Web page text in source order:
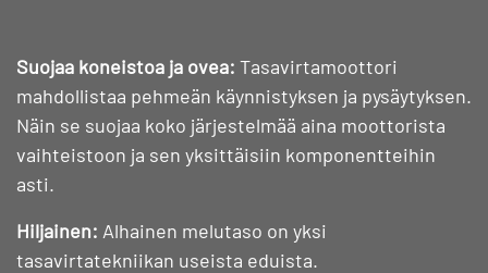
Suojaa koneistoa ja ovea: Tasavirtamoottori
mahdollistaa pehmeän käynnistyksen ja pysäytyksen.
Näin se suojaa koko järjestelmää aina moottorista
vaihteistoon ja sen yksittäisiin komponentteihin
asti.
Hiljainen: Alhainen melutaso on yksi
tasavirtatekniikan useista eduista.